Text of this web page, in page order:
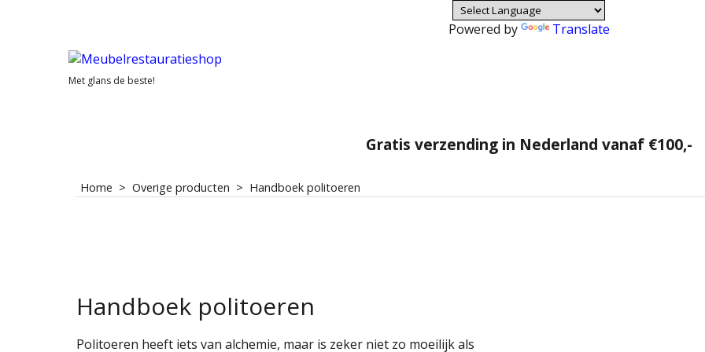
Powered by Translate
Met glans de beste!
Gratis verzending in Nederland vanaf €100,-
Home > Overige producten > Handboek politoeren
Handboek politoeren
Politoeren heeft iets van alchemie, maar is zeker niet zo moeilijk als